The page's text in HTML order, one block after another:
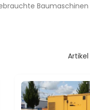
Baumaschinen